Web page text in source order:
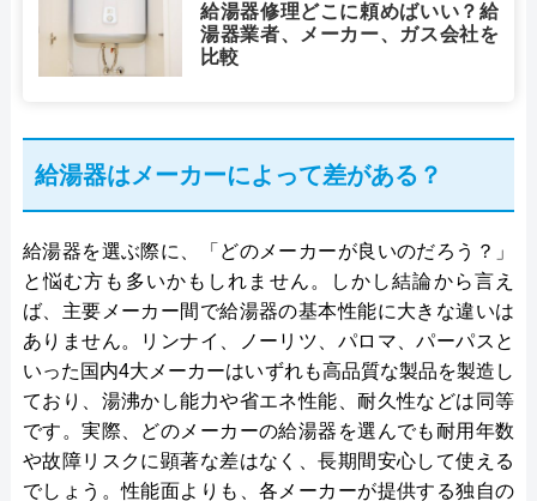
給湯器修理どこに頼めばいい？給
湯器業者、メーカー、ガス会社を
比較
給湯器はメーカーによって差がある？
給湯器を選ぶ際に、「どのメーカーが良いのだろう？」
と悩む方も多いかもしれません。しかし結論から言え
ば、主要メーカー間で給湯器の基本性能に大きな違いは
ありません。リンナイ、ノーリツ、パロマ、パーパスと
いった国内4大メーカーはいずれも高品質な製品を製造し
ており、湯沸かし能力や省エネ性能、耐久性などは同等
です。実際、どのメーカーの給湯器を選んでも耐用年数
や故障リスクに顕著な差はなく、長期間安心して使える
でしょう。性能面よりも、各メーカーが提供する独自の